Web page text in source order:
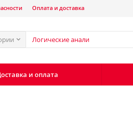
Оплата и доставка
и оплата